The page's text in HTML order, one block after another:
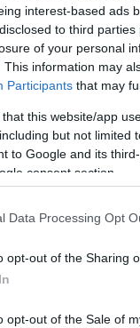
interest-based ads
to third
of your personal
This information may
Participants that may
that this website/app
but not limited
to Google and its
consent section.
Data Processing Opt
opt-out of the Sharing
opt-out of the Sale of
vizsgálat, a
hormonális
életmódbeli
– szintén
ugyanakkor
(policisztás
akár nehezített